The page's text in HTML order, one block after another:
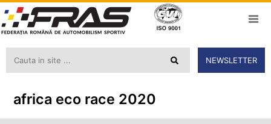
NEWSLETTER
africa eco race 2020